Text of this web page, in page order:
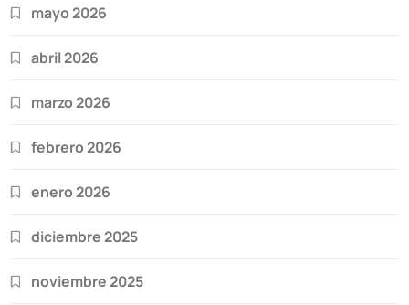
mayo 2026
abril 2026
marzo 2026
febrero 2026
enero 2026
diciembre 2025
noviembre 2025